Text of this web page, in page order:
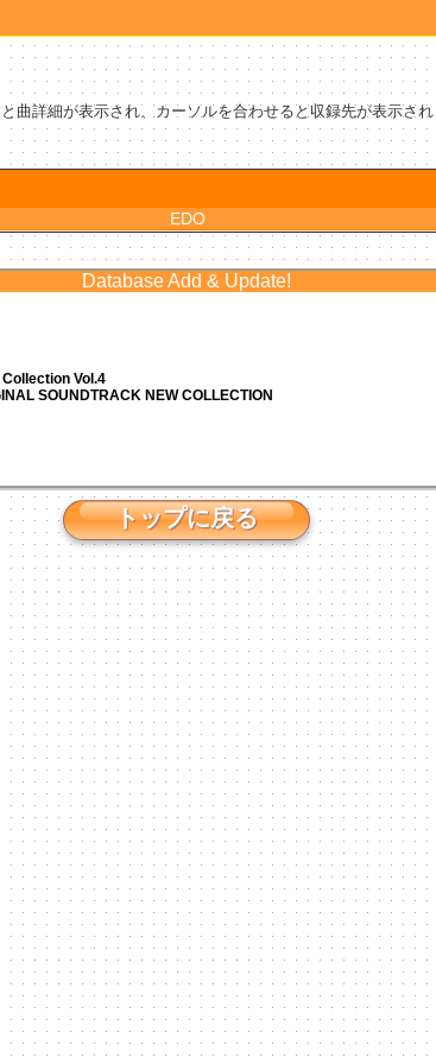
曲詳細が表示され、カーソルを合わせると収録先が表示さ
EDO
Database Add & Update!
Vol.4
SOUNDTRACK NEW COLLECTION
トップに戻る